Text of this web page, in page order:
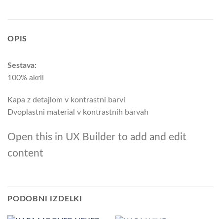
OPIS
Sestava:
100% akril
Kapa z detajlom v kontrastni barvi
Dvoplastni material v kontrastnih barvah
Open this in UX Builder to add and edit
content
PODOBNI IZDELKI